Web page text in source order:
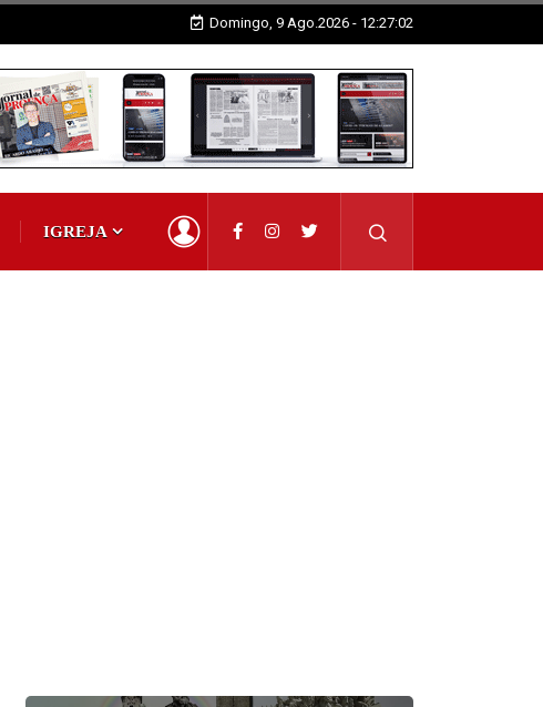
Domingo, 9 Ago.2026 - 12:27:04
IGREJA